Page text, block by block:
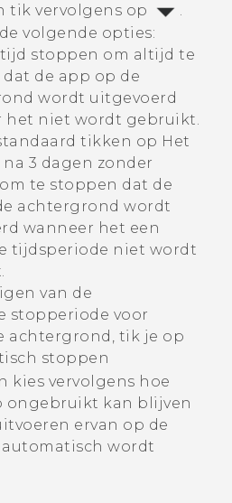
tik vervolgens op
.
volgende opties:
stoppen om altijd te
de app op de
wordt uitgevoerd
het niet wordt gebruikt.
tikken op Het
3 dagen zonder
om te stoppen dat de
achtergrond wordt
wanneer het een
tijdsperiode niet wordt
van de
stopperiode voor
achtergrond , tik je op
stoppen
kies vervolgens hoe
ongebruikt kan blijven
ervan op de
wordt